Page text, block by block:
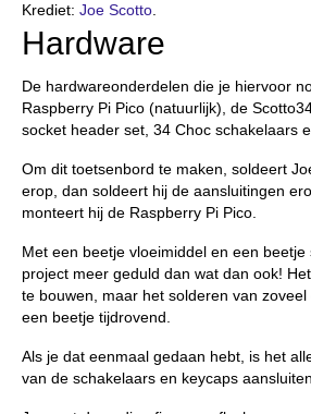
Krediet: Joe Scotto.
Hardware
De hardwareonderdelen die je hiervoor
Raspberry Pi Pico (natuurlijk), de
socket header set, 34 Choc schakelaars
Om dit toetsenbord te maken, soldeert
erop, dan soldeert hij de aansluitingen
monteert hij de Raspberry Pi Pico.
Met een beetje vloeimiddel en een
project meer geduld dan wat dan ook!
te bouwen, maar het solderen van
een beetje tijdrovend.
Als je dat eenmaal gedaan hebt, is het
van de schakelaars en keycaps